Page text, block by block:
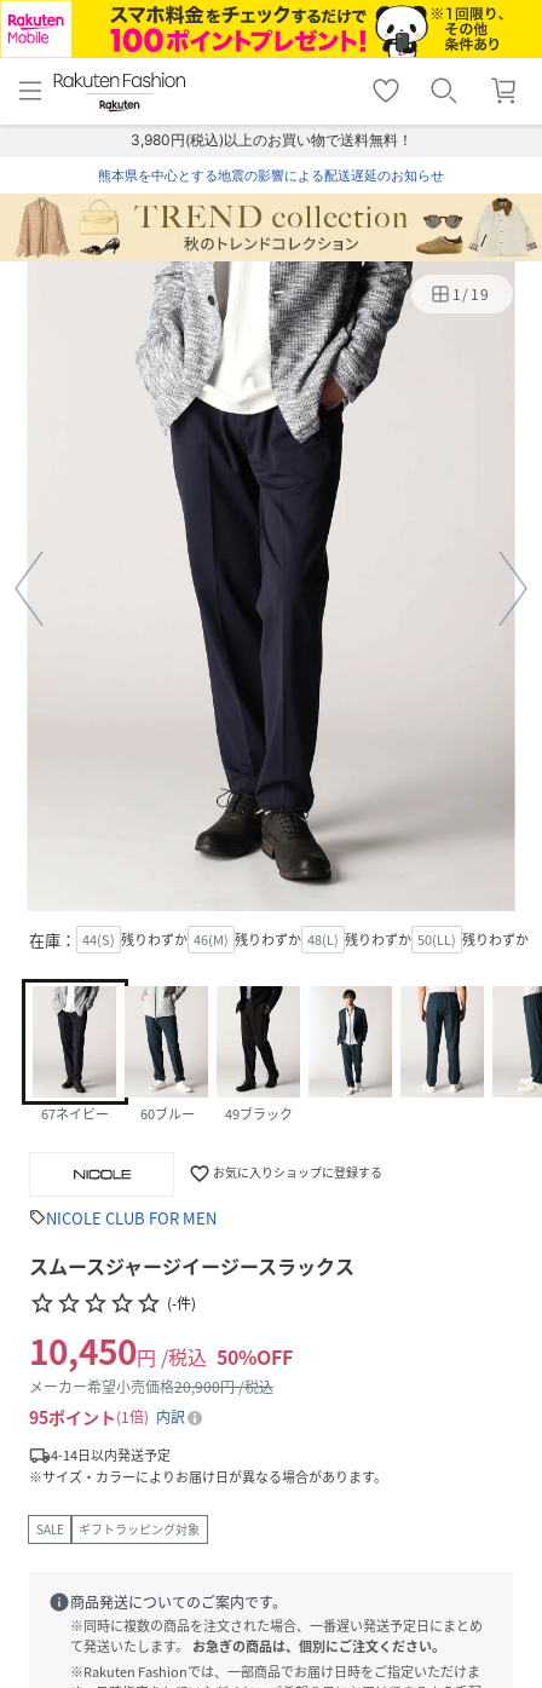
menu home
トップ
shopping_cart lock_outline
ログイン
3,980円(税込)以上のお買い物で送料無料！
熊本県を中心とする地震の影響による配送遅延のお知らせ
1/19
在庫： 44(S) 残りわずか 46(M) 残りわずか 48(L) 残りわずか 50(LL) 残りわずか
67ネイビー 60ブルー 49ブラック
favorite_border お気に入りショップに登録する
sellNICOLE CLUB FOR MEN
スムースジャージイージースラックス
star_borderstar_borderstar_borderstar_borderstar_border (-件)
10,450円 /税込 50%OFF
メーカー希望小売価格20,900円 /税込
95ポイント 1倍
内訳
local_shipping4-14日以内発送予定
※サイズ・カラーによりお届け日が異なる場合があります。
SALE ギフトラッピング対象
info商品発送についてのご案内です。
※同時に複数の商品を注文された場合、一番遅い発送予定日にまとめ
て発送いたします。
お急ぎの商品は、個別にご注文ください。
※Rakuten Fashionでは、一部商品でお届け日時をご指定いただけま